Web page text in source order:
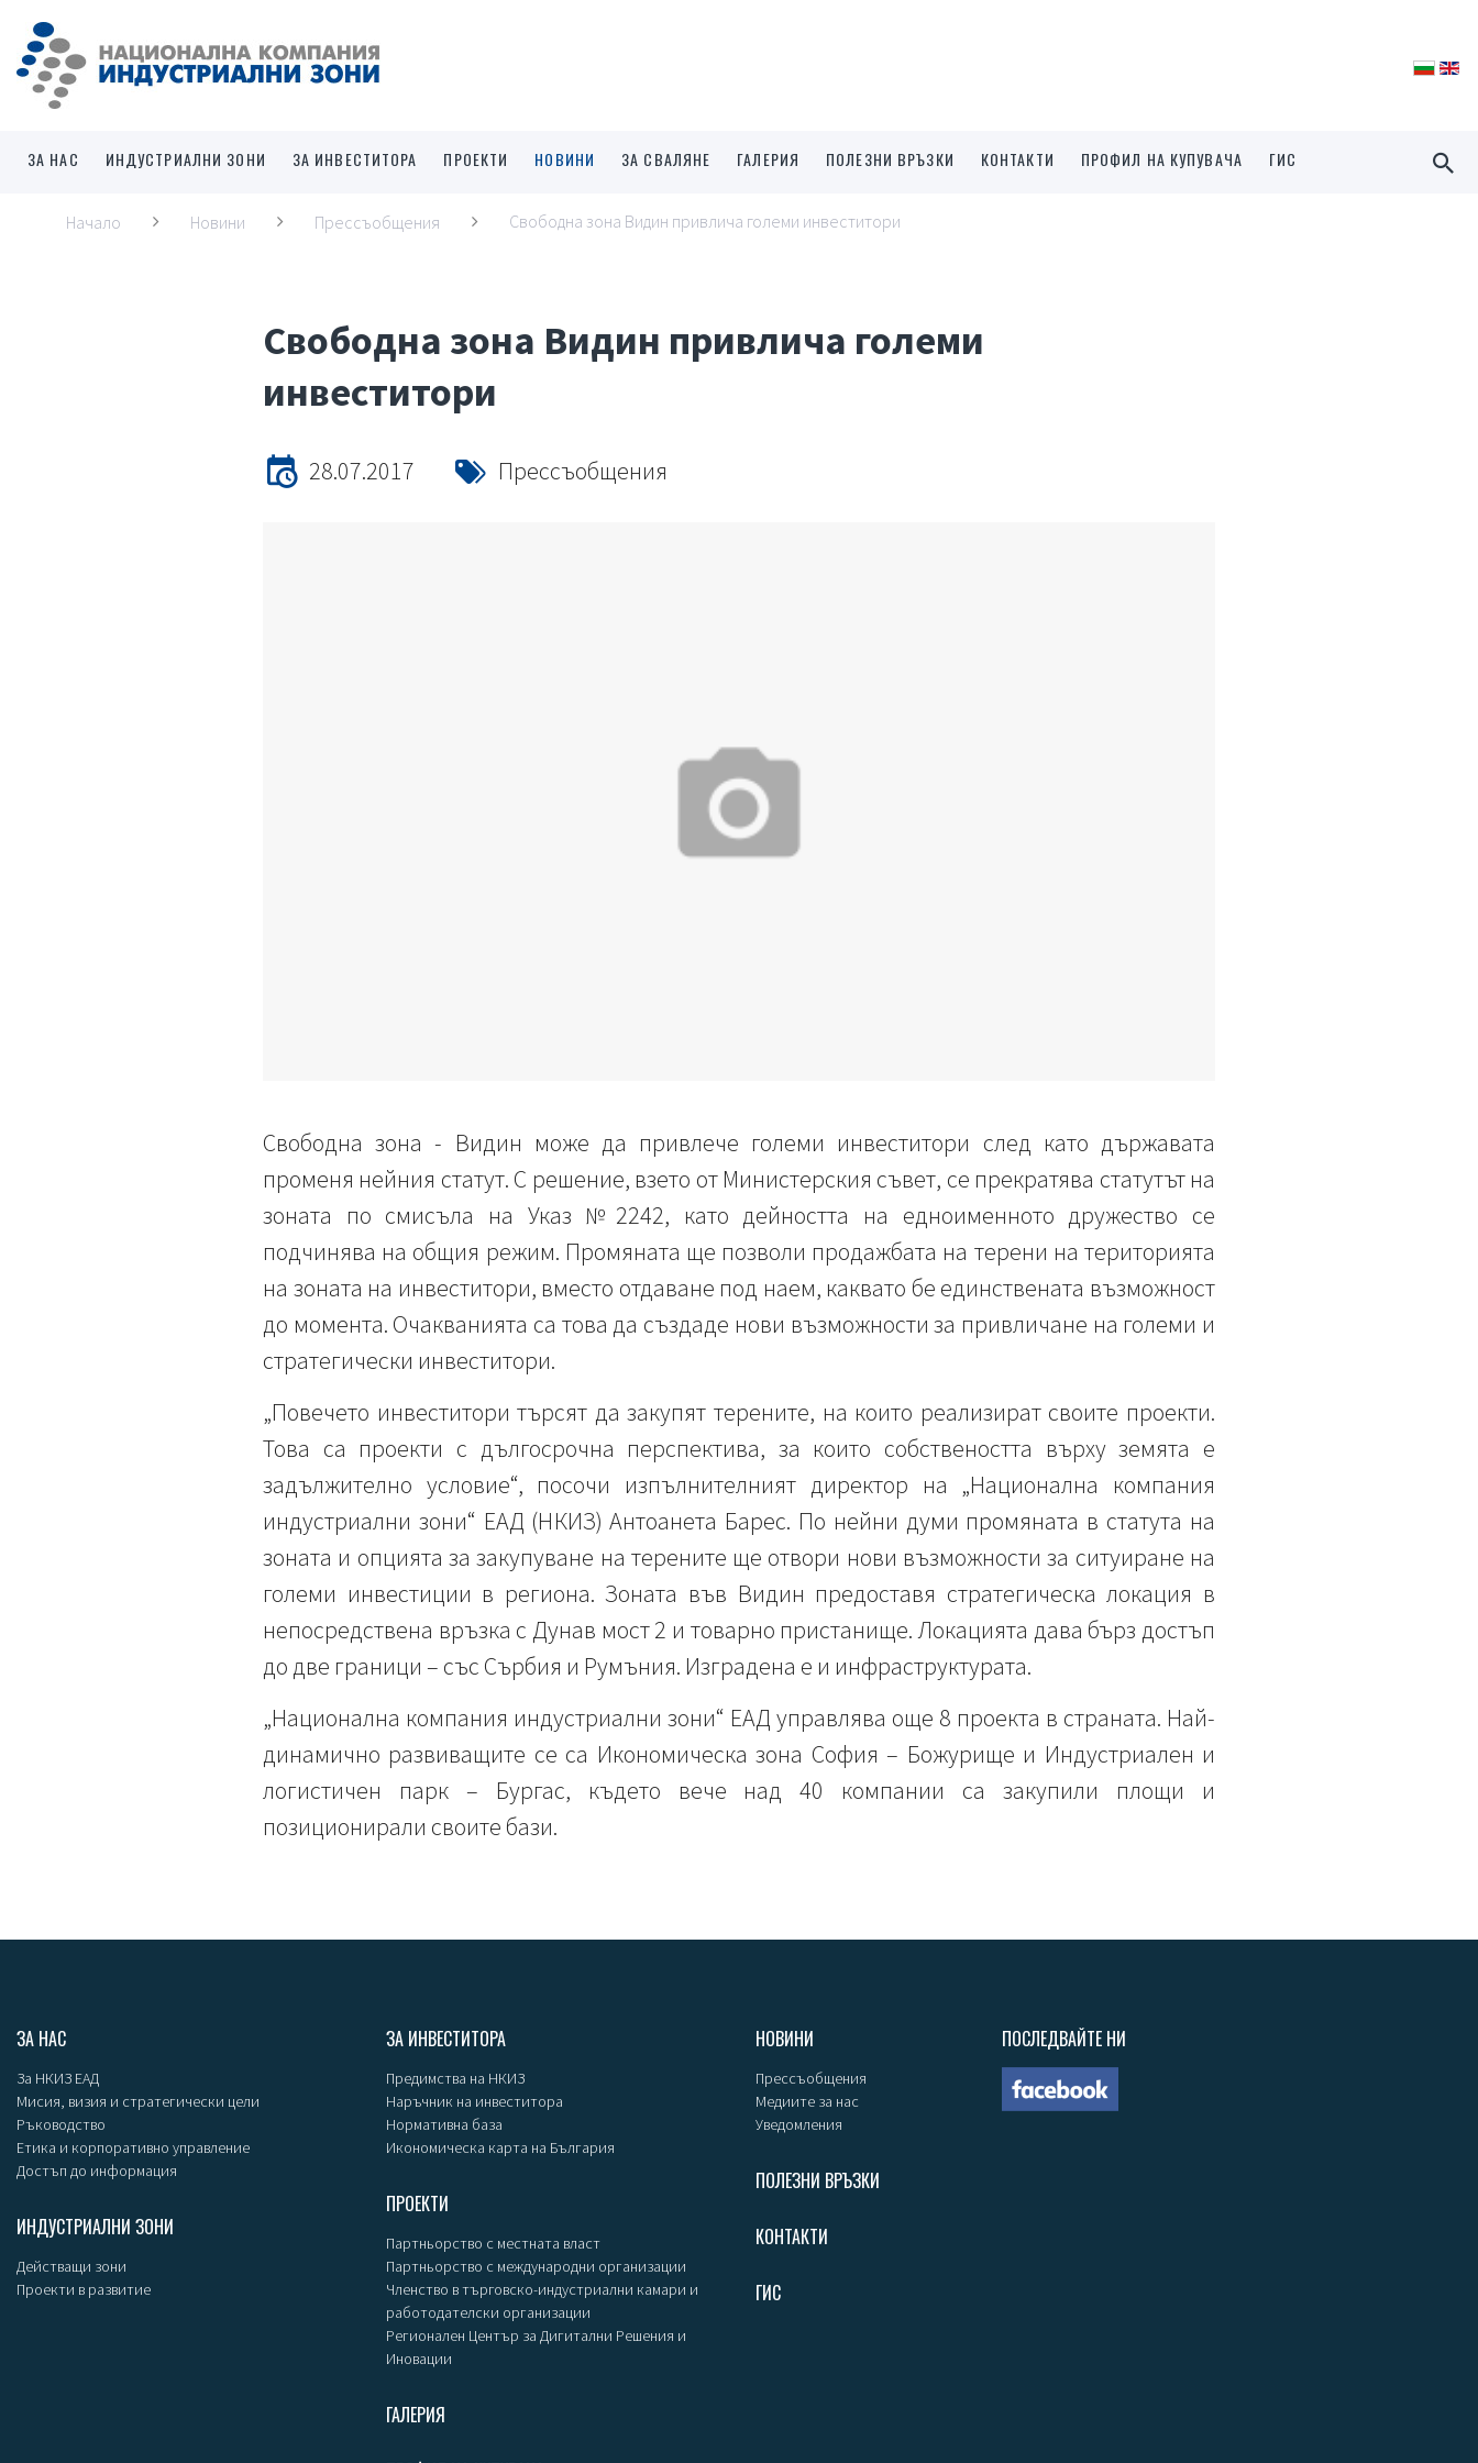
ЗА НАС ИНДУСТРИАЛНИ ЗОНИ ЗА ИНВЕСТИТОРА ПРОЕКТИ НОВИНИ ЗА СВАЛЯНЕ ГАЛЕРИЯ ПОЛЕЗНИ ВРЪЗКИ КОНТАКТИ ПРОФИЛ НА КУПУВАЧА ГИС
Начало Новини Прессъобщения Свободна зона Видин привлича големи инвеститори
Свободна зона Видин привлича големи
инвеститори
28.07.2017 Прессъобщения
Свободна зона - Видин може да привлече големи инвеститори след като държавата
променя нейния статут. С решение, взето от Министерския съвет, се прекратява статутът на
зоната по смисъла на Указ №2242, като дейността на едноименното дружество се
подчинява на общия режим. Промяната ще позволи продажбата на терени на територията
на зоната на инвеститори, вместо отдаване под наем, каквато бе единствената възможност
до момента. Очакванията са това да създаде нови възможности за привличане на големи и
стратегически инвеститори.
„Повечето инвеститори търсят да закупят терените, на които реализират своите проекти.
Това са проекти с дългосрочна перспектива, за които собствеността върху земята е
задължително условие“, посочи изпълнителният директор на „Национална компания
индустриални зони“ ЕАД (НКИЗ) Антоанета Барес. По нейни думи промяната в статута на
зоната и опцията за закупуване на терените ще отвори нови възможности за ситуиране на
големи инвестиции в региона. Зоната във Видин предоставя стратегическа локация в
непосредствена връзка с Дунав мост 2 и товарно пристанище. Локацията дава бърз достъп
до две граници – със Сърбия и Румъния. Изградена е и инфраструктурата.
„Национална компания индустриални зони“ ЕАД управлява още 8 проекта в страната. Най-
динамично развиващите се са Икономическа зона София – Божурище и Индустриален и
логистичен парк – Бургас, където вече над 40 компании са закупили площи и
позиционирали своите бази.
ЗА НАС
За НКИЗ ЕАД
Мисия, визия и стратегически цели
Ръководство
Етика и корпоративно управление
Достъп до информация
ИНДУСТРИАЛНИ ЗОНИ
Действащи зони
Проекти в развитие
ЗА ИНВЕСТИТОРА
Предимства на НКИЗ
Наръчник на инвеститора
Нормативна база
Икономическа карта на България
ПРОЕКТИ
Партньорство с местната власт
Партньорство с международни организации
Членство в търговско-индустриални камари и
работодателски организации
Регионален Център за Дигитални Решения и
Иновации
ГАЛЕРИЯ
НОВИНИ
Прессъобщения
Медиите за нас
Уведомления
ПОЛЕЗНИ ВРЪЗКИ
КОНТАКТИ
ГИС
ПОСЛЕДВАЙТЕ НИ